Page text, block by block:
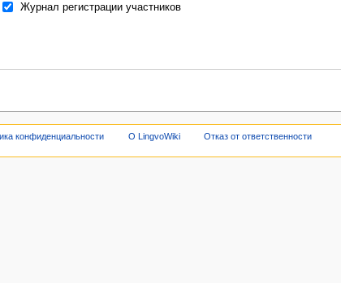
Журнал регистрации участников
конфиденциальности О LingvoWiki Отказ от ответственности